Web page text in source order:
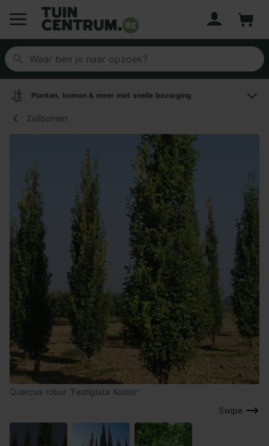
Logo Tuincentrum.be
Planten, bomen & meer met snelle bezorging
Zuilbomen
Swipe
Quercus robur 'Fastigiata Koster'